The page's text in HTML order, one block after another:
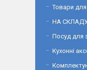
Товари для
НА
Посуд для
Кухонні